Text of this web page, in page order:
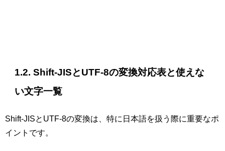
1.2. Shift-JISとUTF-8の変換対応表と使えな
い文字一覧
Shift-JISとUTF-8の変換は、特に日本語を扱う際に重要なポ
イントです。